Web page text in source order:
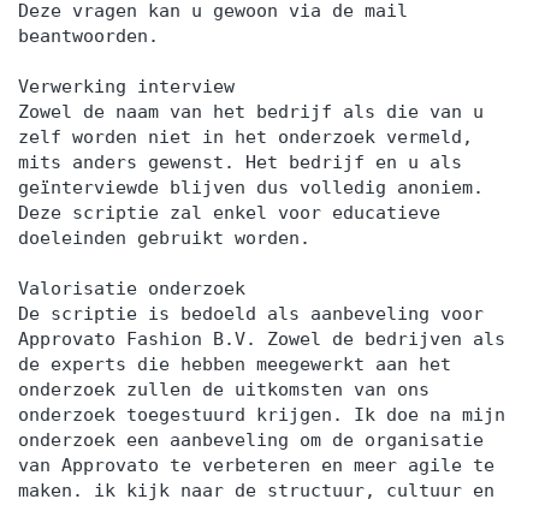
Deze vragen kan u gewoon via de mail
beantwoorden.
Verwerking interview
Zowel de naam van het bedrijf als die van u
zelf worden niet in het onderzoek vermeld,
mits anders gewenst. Het bedrijf en u als
geïnterviewde blijven dus volledig anoniem.
Deze scriptie zal enkel voor educatieve
doeleinden gebruikt worden.
Valorisatie onderzoek
De scriptie is bedoeld als aanbeveling voor
Approvato Fashion B.V. Zowel de bedrijven als
de experts die hebben meegewerkt aan het
onderzoek zullen de uitkomsten van ons
onderzoek toegestuurd krijgen. Ik doe na mijn
onderzoek een aanbeveling om de organisatie
van Approvato te verbeteren en meer agile te
maken. ik kijk naar de structuur, cultuur en